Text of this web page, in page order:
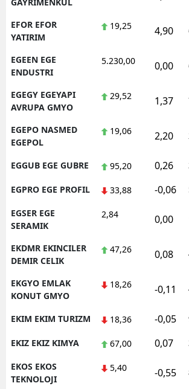
EFOR EFOR
YATIRIM
19,25 4,90
EGEEN EGE
ENDUSTRI
5.230,00 0,00
EGEGY EGEYAPI
AVRUPA GMYO
29,52 1,37
EGEPO NASMED
EGEPOL
19,06 2,20
EGGUB EGE GUBRE 95,20 0,26
EGPRO EGE PROFIL 33,88 -0,06
EGSER EGE
SERAMIK
2,84 0,00
EKDMR EKINCILER
DEMIR CELIK
47,26 0,08
EKGYO EMLAK
KONUT GMYO
18,26 -0,11
EKIM EKIM TURIZM 18,36 -0,05
EKIZ EKIZ KIMYA 67,00 0,07
EKOS EKOS
TEKNOLOJI
5,40 -0,55